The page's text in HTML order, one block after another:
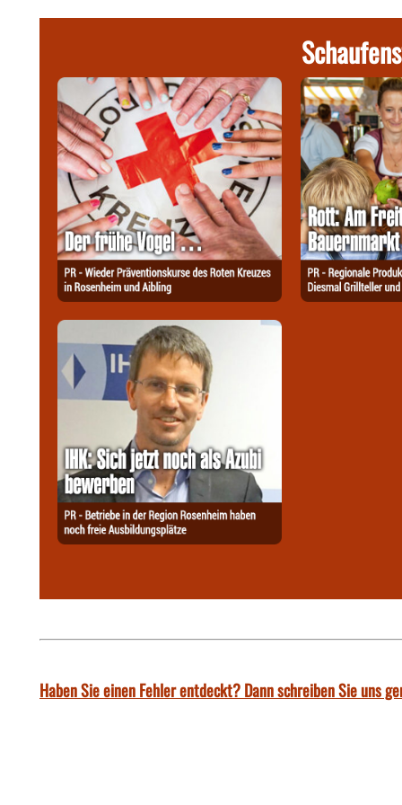
Haben Sie einen Fehler entdeckt? Dann schreiben Sie uns